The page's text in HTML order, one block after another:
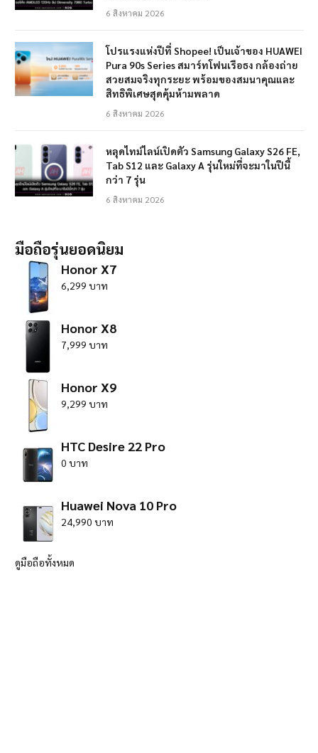
6 สิงหาคม 2026
โปรแรงแห่งปีที่ Shopee! เป็นเจ้าของ HUAWEI
Pura 90s Series สมาร์ทโฟนเรือธง กล้องถ่าย
สวยสมจริงทุกระยะ พร้อมของสมนาคุณและ
สิทธิพิเศษสุดคุ้มห้ามพลาด
6 สิงหาคม 2026
หลุดไทม์ไลน์เปิดตัว Samsung Galaxy S26 FE,
Tab S12 และ Galaxy A รุ่นใหม่ที่จะมาในปีนี้
กว่า 7 รุ่น
6 สิงหาคม 2026
มือถือรุ่นยอดนิยม
Honor X7
6,299 บาท
Honor X8
7,999 บาท
Honor X9
9,299 บาท
HTC Desire 22 Pro
0 บาท
Huawei Nova 10 Pro
24,990 บาท
ดูมือถือทั้งหมด